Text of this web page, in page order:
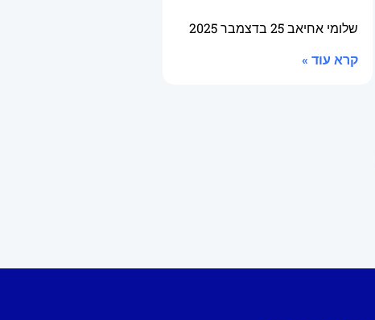
שלומי אחיאב25 בדצמבר 2025
קרא עוד »